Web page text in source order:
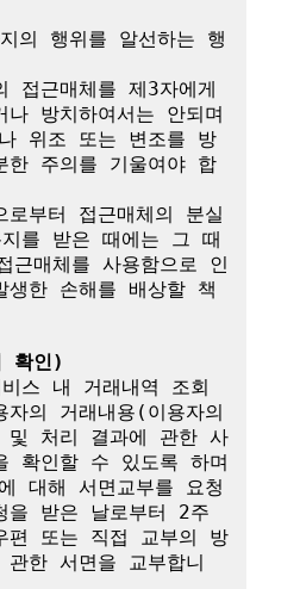
의 행위를 알선하는 행
접근매체를 제3자에게
나 방치하여서는 안되며
위조 또는 변조를 방
한 주의를 기울여야 합
부터 접근매체의 분실
를 받은 때에는 그 때
근매체를 사용함으로 인
생한 손해를 배상할 책
확인)
스 내 거래내역 조회
의 거래내용(이용자의
및 처리 결과에 관한 사
확인할 수 있도록 하며
대해 서면교부를 요청
을 받은 날로부터 2주
편 또는 직접 교부의 방
관한 서면을 교부합니